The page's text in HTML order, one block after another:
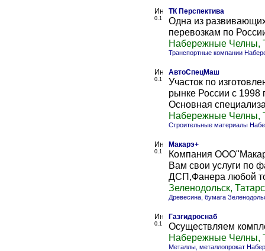
0.1
ТК Перспектива
Одна из
перевозкам по
Набережные Челны,
Транспортные компании
0.1
АвтоСпецМаш
Участок по
рынке России с
Основная
Набережные Челны,
Строительные материалы
0.1
Макарэ+
Компания
Вам свои услуги
ДСП,Фанера любой
Зеленодольск,
Древесина, бумага
0.1
Газгидроснаб
Осуществляем
Набережные Челны,
Металлы, металлопрокат